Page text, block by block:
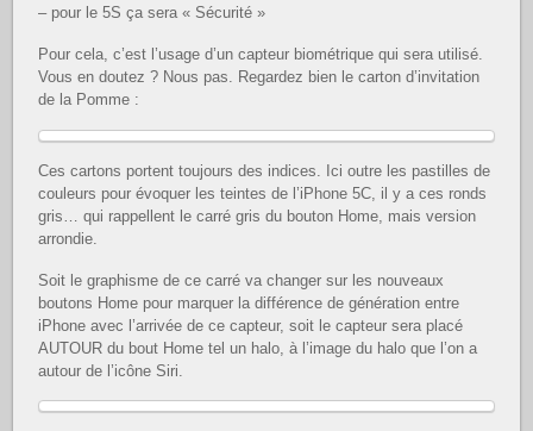
– pour le 5S ça sera « Sécurité »
Pour cela, c’est l’usage d’un capteur biométrique qui sera utilisé.
Vous en doutez ? Nous pas. Regardez bien le carton d’invitation
de la Pomme :
Ces cartons portent toujours des indices. Ici outre les pastilles de
couleurs pour évoquer les teintes de l’iPhone 5C, il y a ces ronds
gris… qui rappellent le carré gris du bouton Home, mais version
arrondie.
Soit le graphisme de ce carré va changer sur les nouveaux
boutons Home pour marquer la différence de génération entre
iPhone avec l’arrivée de ce capteur, soit le capteur sera placé
AUTOUR du bout Home tel un halo, à l’image du halo que l’on a
autour de l’icône Siri.